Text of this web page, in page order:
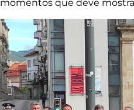
momentos que deve